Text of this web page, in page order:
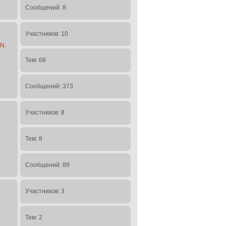
Сообщений: 8
Участников: 10
Тем: 68
Сообщений: 373
Участников: 8
Тем: 8
Сообщений: 89
Участников: 3
Тем: 2